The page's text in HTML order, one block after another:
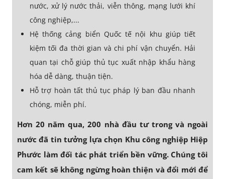
nước, xử lý nước thải, viễn thông, mạng lưới khí
công nghiệp,...
Hệ thống cảng biển Quốc tế nội khu giúp tiết
kiệm tối đa thời gian và chi phí vận chuyển. Hải
quan tại chỗ giúp thủ tục xuất nhập khẩu hàng
hóa dễ dàng, thuận tiện.
Hỗ trợ hoàn tất thủ tục pháp lý ban đầu nhanh
chóng, miễn phí.
Hơn 20 năm qua, 200 nhà đầu tư trong và ngoài
nước đã tin tưởng lựa chọn Khu công nghiệp Hiệp
Phước làm đối tác phát triển bền vững. Chúng tôi
cam kết sẽ không ngừng hoàn thiện và đổi mới để